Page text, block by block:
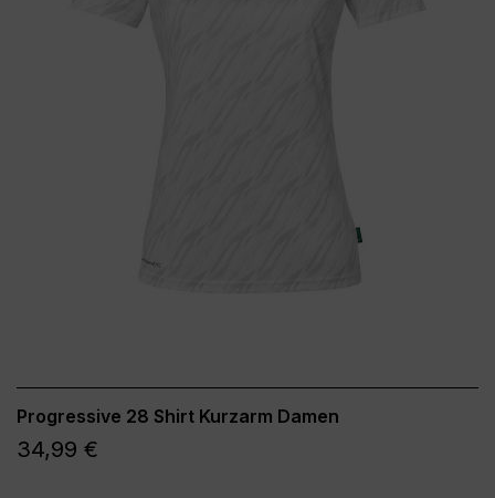
Progressive 28 Shirt Kurzarm Damen
34,99 €